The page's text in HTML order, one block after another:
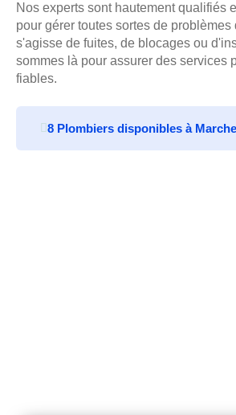
Nos experts sont hautement qualifiés
pour gérer toutes sortes de problèmes
s'agisse de fuites, de blocages ou
sommes là pour assurer des services
fiables.
8 Plombiers disponibles à